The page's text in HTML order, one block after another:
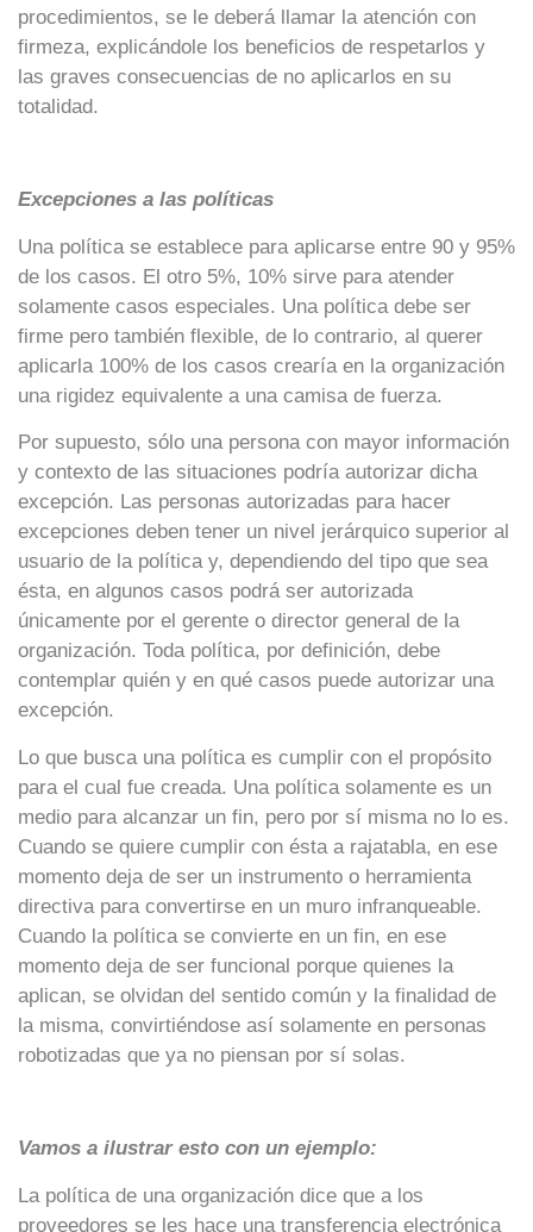
procedimientos, se le deberá llamar la atención con
firmeza, explicándole los beneficios de respetarlos y
las graves consecuencias de no aplicarlos en su
totalidad.
Excepciones a las políticas
Una política se establece para aplicarse entre 90 y 95%
de los casos. El otro 5%, 10% sirve para atender
solamente casos especiales. Una política debe ser
firme pero también flexible, de lo contrario, al querer
aplicarla 100% de los casos crearía en la organización
una rigidez equivalente a una camisa de fuerza.
Por supuesto, sólo una persona con mayor información
y contexto de las situaciones podría autorizar dicha
excepción. Las personas autorizadas para hacer
excepciones deben tener un nivel jerárquico superior al
usuario de la política y, dependiendo del tipo que sea
ésta, en algunos casos podrá ser autorizada
únicamente por el gerente o director general de la
organización. Toda política, por definición, debe
contemplar quién y en qué casos puede autorizar una
excepción.
Lo que busca una política es cumplir con el propósito
para el cual fue creada. Una política solamente es un
medio para alcanzar un fin, pero por sí misma no lo es.
Cuando se quiere cumplir con ésta a rajatabla, en ese
momento deja de ser un instrumento o herramienta
directiva para convertirse en un muro infranqueable.
Cuando la política se convierte en un fin, en ese
momento deja de ser funcional porque quienes la
aplican, se olvidan del sentido común y la finalidad de
la misma, convirtiéndose así solamente en personas
robotizadas que ya no piensan por sí solas.
Vamos a ilustrar esto con un ejemplo:
La política de una organización dice que a los
proveedores se les hace una transferencia electrónica